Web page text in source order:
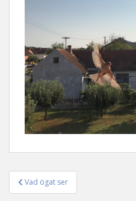
Inläggsnavigering
Vad ögat ser